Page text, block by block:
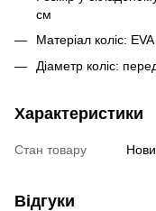
см
Матеріал коліс: EVA
Діаметр коліс:
Характеристики
Стан товару
Відгуки